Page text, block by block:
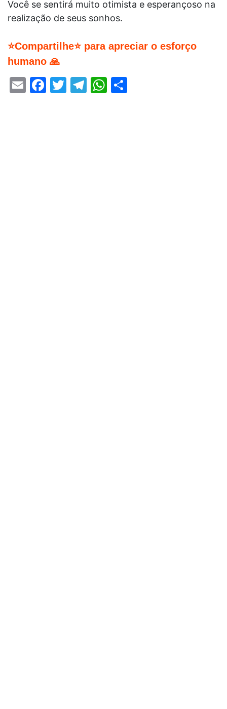
Você se sentirá muito otimista e esperançoso na
realização de seus sonhos.
⭐Compartilhe⭐ para apreciar o esforço
humano 🙏
EmailFacebook
Twitter
Telegram
WhatsApp